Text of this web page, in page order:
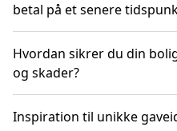
betal på et senere
Hvordan sikrer du din
og skader?
Inspiration til unikke